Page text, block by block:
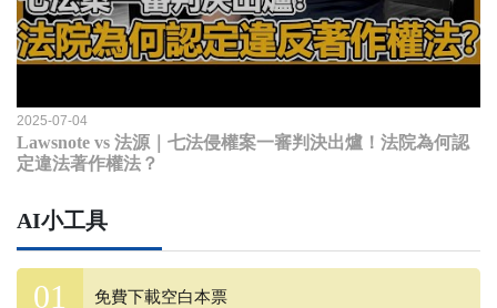
2025-07-04
Lawsnote vs 法源｜七法侵權案一審判決出爐！法院為何認
定違法著作權法？
AI小工具
免費下載空白本票